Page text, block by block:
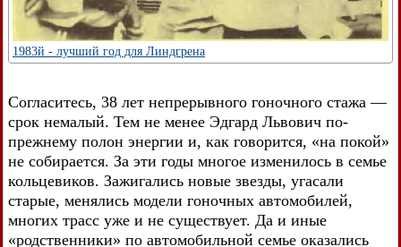
1983й - лучший год для Линдгрена
Согласитесь, 38 лет непрерывного гоночного стажа —
срок немалый. Тем не менее Эдгард Львович по-
прежнему полон энергии и, как говорится, «на покой»
не собирается. За эти годы многое изменилось в семье
кольцевиков. Зажигались новые звезды, угасали
старые, менялись модели гоночных автомобилей,
многих трасс уже и не существует. Да и иные
«родственники» по автомобильной семье оказались